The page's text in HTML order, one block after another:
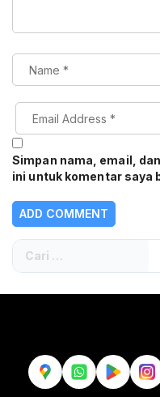
Simpan nama, email,
ini untuk komentar saya
Cari
untuk: